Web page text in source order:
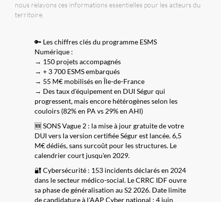
nous relayons ces informations essentielles pour les acteurs du
territoire.
🔑 Les chiffres clés du programme ESMS
Numérique :
→ 150 projets accompagnés
→ + 3 700 ESMS embarqués
→ 55 M€ mobilisés en Île-de-France
→ Des taux d'équipement en DUI Ségur qui
progressent, mais encore hétérogènes selon les
couloirs (82% en PA vs 29% en AHI)
🆕 SONS Vague 2 : la mise à jour gratuite de votre
DUI vers la version certifiée Ségur est lancée. 6,5
M€ dédiés, sans surcoût pour les structures. Le
calendrier court jusqu'en 2029.
🔐 Cybersécurité : 153 incidents déclarés en 2024
dans le secteur médico-social. Le CRRC IDF ouvre
sa phase de généralisation au S2 2026. Date limite
de candidature à l'AAP Cyber national : 4 juin